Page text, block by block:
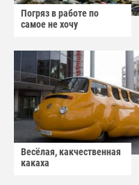
Погряз в работе по
самое не хочу
Весёлая, какчественная
какаха